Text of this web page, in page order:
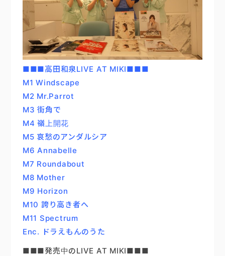
■■■高田和泉LIVE AT MIKI■■■
M1 Windscape
M2 Mr.Parrot
M3 街角で
M4 嶺上開花
M5 哀愁のアンダルシア
M6 Annabelle
M7 Roundabout
M8 Mother
M9 Horizon
M10 誇り高き者へ
M11 Spectrum
Enc. ドラえもんのうた
■■■発売中のLIVE AT MIKI■■■